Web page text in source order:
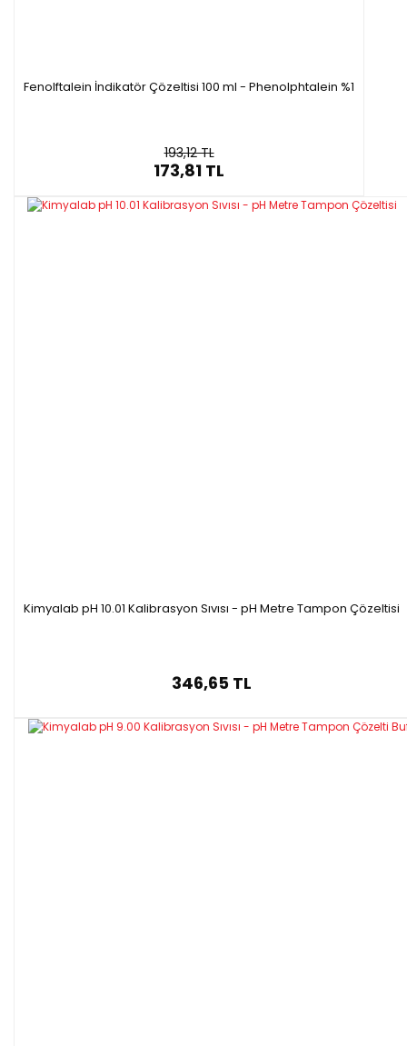
Fenolftalein İndikatör Çözeltisi 100 ml - Phenolphtalein %1
193,12 TL
173,81 TL
Kimyalab pH 10.01 Kalibrasyon Sıvısı - pH Metre Tampon Çözeltisi
346,65 TL